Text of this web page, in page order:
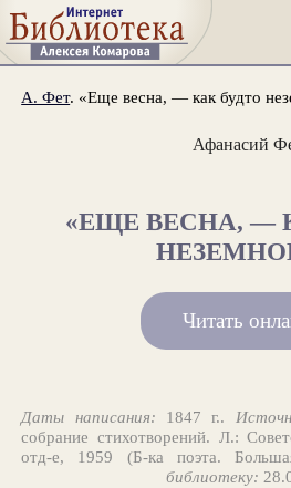
А. Фет. «Еще весна, — как будто
Афанасий
«ЕЩЕ ВЕСНА, —
Читать
Даты написания: 1847 г..
собрание стихотворений. Л.:
отд-е, 1959 (Б-ка поэта.
библиотеку: